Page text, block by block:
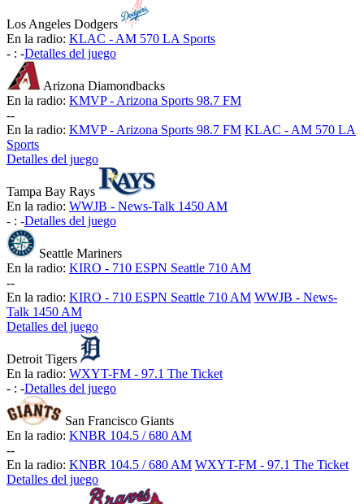
Los Angeles Dodgers
En la radio: KLAC - AM 570 LA Sports
- : -Detalles del juego
Arizona Diamondbacks
En la radio: KMVP - Arizona Sports 98.7 FM
--
En la radio: KMVP - Arizona Sports 98.7 FM KLAC - AM 570 LA
Sports
Detalles del juego
Tampa Bay Rays
En la radio: WWJB - News-Talk 1450 AM
- : -Detalles del juego
Seattle Mariners
En la radio: KIRO - 710 ESPN Seattle 710 AM
--
En la radio: KIRO - 710 ESPN Seattle 710 AM WWJB - News-
Talk 1450 AM
Detalles del juego
Detroit Tigers
En la radio: WXYT-FM - 97.1 The Ticket
- : -Detalles del juego
San Francisco Giants
En la radio: KNBR 104.5 / 680 AM
--
En la radio: KNBR 104.5 / 680 AM WXYT-FM - 97.1 The Ticket
Detalles del juego